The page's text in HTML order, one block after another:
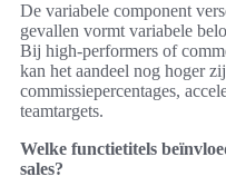
De variabele component
gevallen vormt variabele
Bij high-performers of
kan het aandeel nog hoger
commissiepercentages,
teamtargets.
Welke functietitels
sales?